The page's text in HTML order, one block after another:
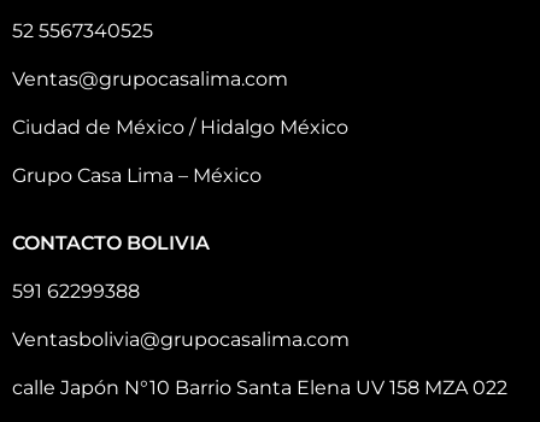
52 5567340525
Ventas@grupocasalima.com
Ciudad de México / Hidalgo México
Grupo Casa Lima – México
CONTACTO BOLIVIA
591 62299388
Ventasbolivia@grupocasalima.com
calle Japón N°10 Barrio Santa Elena UV 158 MZA 022